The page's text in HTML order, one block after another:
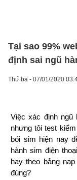
Tại sao 99%
định sai ngũ
Thứ ba - 07/01/2020
Việc xác định
nhưng tôi test
bói sim hiện nay
hành sim điện
hay theo bảng
đúng?